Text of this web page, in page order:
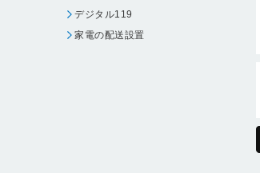
デジタル119
家電の配送設置